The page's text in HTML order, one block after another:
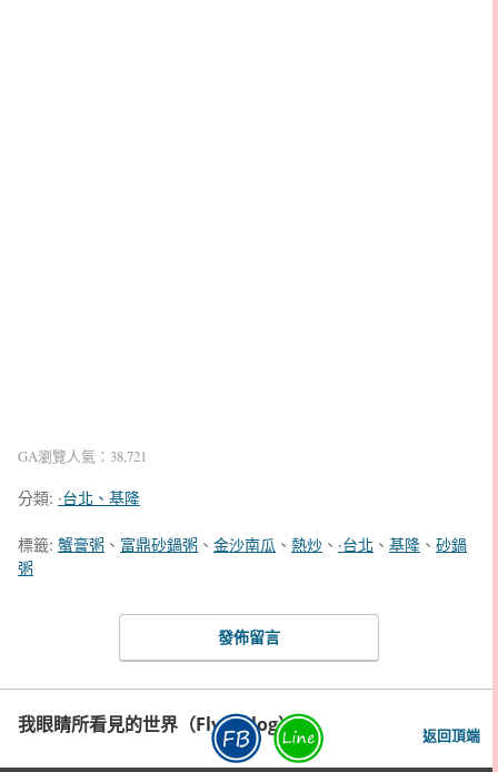
GA瀏覽人氣：38,721
分類: ‧台北、基隆
標籤: 蟹膏粥 、 富鼎砂鍋粥 、 金沙南瓜 、 熱炒 、 ‧台北 、 基隆 、 砂鍋
粥
發佈留言
我眼睛所看見的世界（Fly's Blog） 返回頂端